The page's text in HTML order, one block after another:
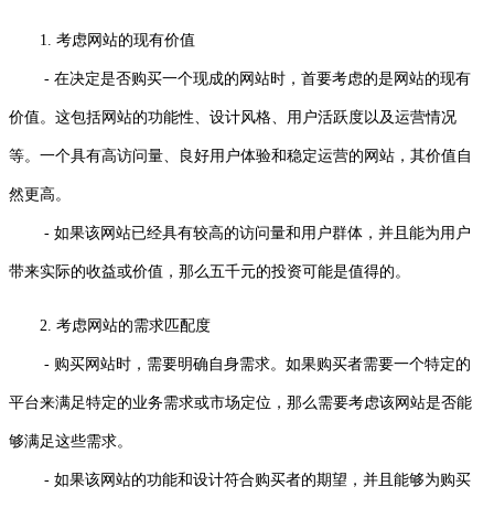
1. 考虑网站的现有价值
- 在决定是否购买一个现成的网站时，首要考虑的是网站的现有
价值。这包括网站的功能性、设计风格、用户活跃度以及运营情况
等。一个具有高访问量、良好用户体验和稳定运营的网站，其价值自
然更高。
- 如果该网站已经具有较高的访问量和用户群体，并且能为用户
带来实际的收益或价值，那么五千元的投资可能是值得的。
2. 考虑网站的需求匹配度
- 购买网站时，需要明确自身需求。如果购买者需要一个特定的
平台来满足特定的业务需求或市场定位，那么需要考虑该网站是否能
够满足这些需求。
- 如果该网站的功能和设计符合购买者的期望，并且能够为购买